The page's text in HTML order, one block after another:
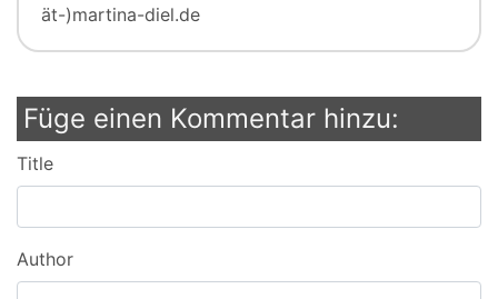
ät-)martina-diel.de
Füge einen Kommentar hinzu:
Title
Author